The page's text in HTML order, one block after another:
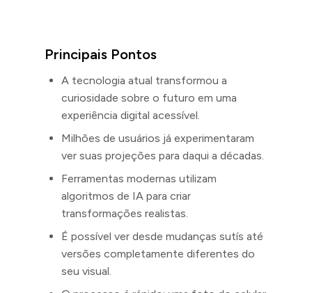
Principais Pontos
A tecnologia atual transformou a
curiosidade sobre o futuro em uma
experiência digital acessível.
Milhões de usuários já experimentaram
ver suas projeções para daqui a décadas.
Ferramentas modernas utilizam
algoritmos de IA para criar
transformações realistas.
É possível ver desde mudanças sutís até
versões completamente diferentes do
seu visual.